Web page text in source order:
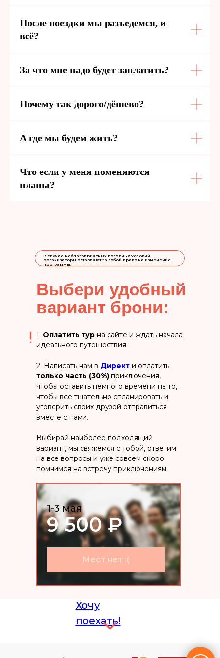
После поездки мы разъедемся, и
всё?
За что мне надо будет заплатить?
Почему так дорого/дёшево?
А где мы будем жить?
Что если у меня поменяются
планы?
В случае неблагоприятных погодных условий,
организаторы оставляют за собой право на изменение
программы.
Мест нет :(
1-3 мая
9 500 ₽
Выбери удобный
вариант брони:
1. Оплатить тур на сайте и ждать начала
идеального путешествия.
2. Написать нам в Директ и оплатить
только часть (30%) приключения,
чтобы оставить немного времени на то,
чтобы все тщательно спланировать и
уговорить своих друзей отправиться
вместе с нами.
Выбирай наиболее подходящий
вариант, мы свяжемся с тобой, ответим
на все вопросы и уже совсем скоро
помчимся на встречу приключениям.
Хочу
поехать!